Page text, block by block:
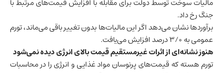
مالیات سوخت توسط دولت برای مقابله با افزایش قیمت‌های مرتبط با
جنگ رخ داد.
برآوردها نشان می‌دهد اگر این مالیات‌ها بدون تغییر باقی می‌ماند، تورم
عمومی به ۳/۰ درصد افزایش می‌یافت.
هنوز نشانه‌ای از اثرات غیرمستقیم قیمت بالای انرژی دیده نمی‌شود
تورم هسته که قیمت‌های پرنوسان مواد غذایی و انرژی را در محاسبات